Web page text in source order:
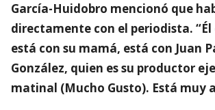
García-Huidobro mencionó que
directamente con el periodista. “Él
está con su mamá, está con Juan
González, quien es su productor
matinal (Mucho Gusto). Está muy